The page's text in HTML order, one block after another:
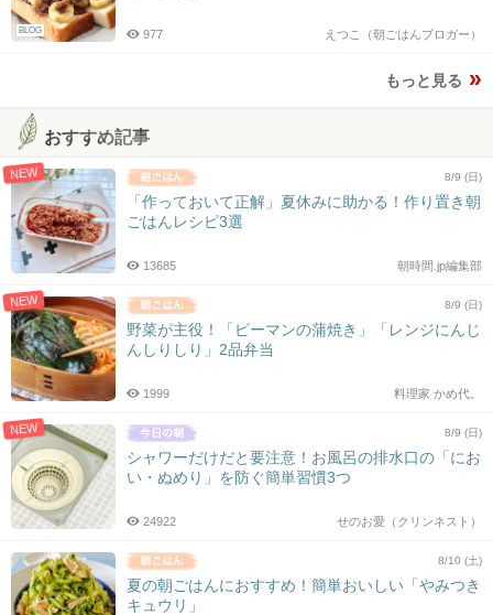
BLOG えつこ（朝ごはんブロガー）
977
もっと見る
おすすめ記事
NEW 8/9 (日)
「作っておいて正解」夏休みに助かる！作り置き朝
ごはんレシピ3選
朝時間.jp編集部
13685
NEW 8/9 (日)
野菜が主役！「ピーマンの蒲焼き」「レンジにんじ
んしりしり」2品弁当
料理家 かめ代。
1999
NEW 8/9 (日)
シャワーだけだと要注意！お風呂の排水口の「にお
い・ぬめり」を防ぐ簡単習慣3つ
せのお愛（クリンネスト）
24922
8/10 (土)
夏の朝ごはんにおすすめ！簡単おいしい「やみつき
キュウリ」